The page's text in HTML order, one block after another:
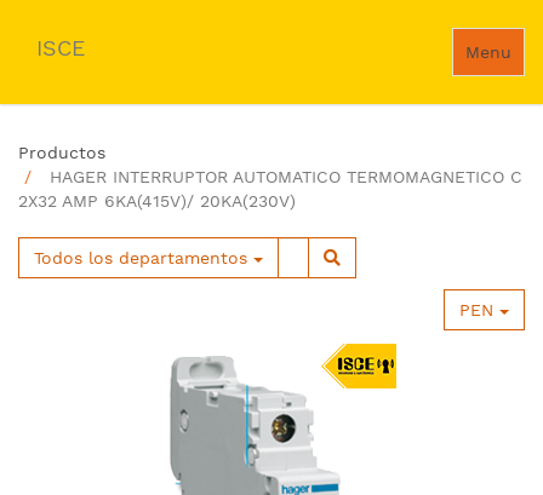
Menu
ISCE
Productos
HAGER INTERRUPTOR AUTOMATICO TERMOMAGNETICO C
2X32 AMP 6KA(415V)/ 20KA(230V)
Todos los departamentos
PEN